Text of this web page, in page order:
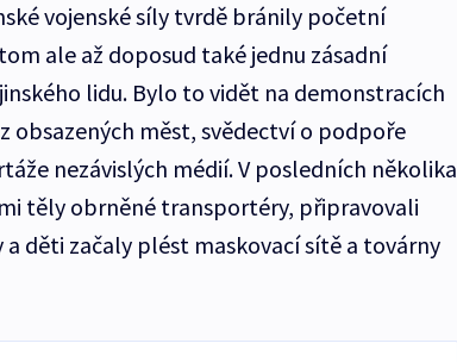
vojenské síly tvrdě bránily početní
ale až doposud také jednu zásadní
lidu. Bylo to vidět na demonstracích
obsazených měst, svědectví o podpoře
nezávislých médií. V posledních několika
těly obrněné transportéry, připravovali
děti začaly plést maskovací sítě a továrny